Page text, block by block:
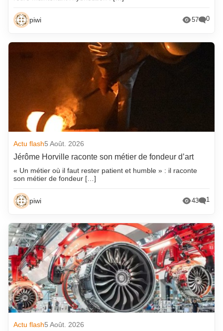
piwi 57 0
Actu flash5 Août. 2026
Jérôme Horville raconte son métier de fondeur d’art
« Un métier où il faut rester patient et humble » : il raconte
son métier de fondeur […]
piwi 43 1
Actu flash5 Août. 2026